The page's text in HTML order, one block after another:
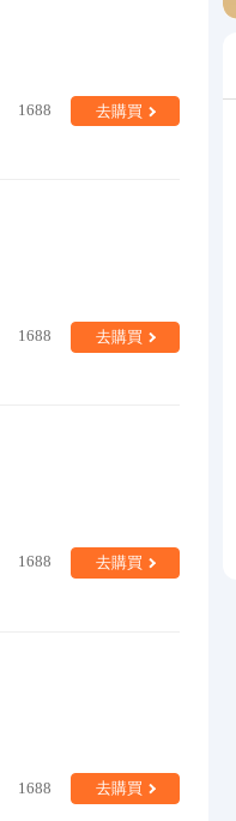
1688 去購買
1688 去購買
1688 去購買
1688 去購買